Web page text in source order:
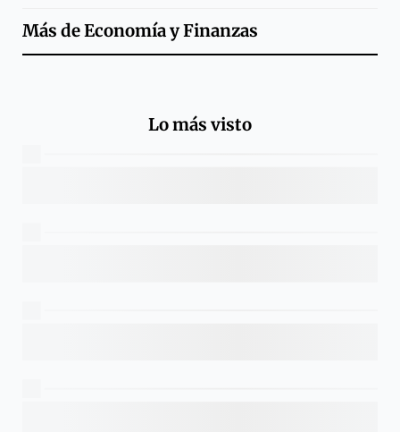
Más deEconomía y Finanzas
Lo más visto